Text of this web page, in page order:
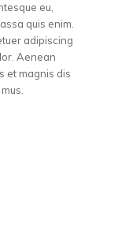
eu,
quis enim.
adipiscing
Aenean
et magnis dis